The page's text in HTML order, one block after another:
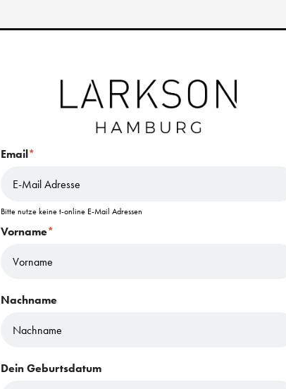
Email*
Bitte nutze keine t-online E-Mail Adressen
Vorname*
Nachname
Dein Geburtsdatum